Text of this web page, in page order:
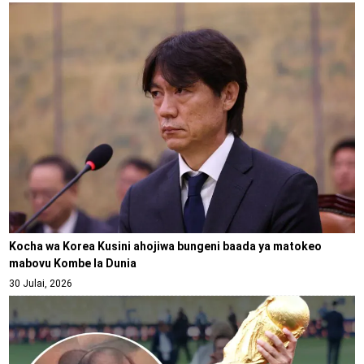
Kocha wa Korea Kusini ahojiwa bungeni baada ya matokeo
mabovu Kombe la Dunia
30 Julai, 2026